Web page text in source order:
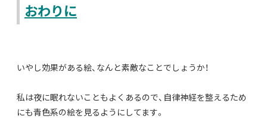
おわりに
いやし効果がある絵、なんと素敵なことでしょうか！
私は夜に眠れないこともよくあるので、自律神経を整えるため
にも青色系の絵を見るようにしてます。